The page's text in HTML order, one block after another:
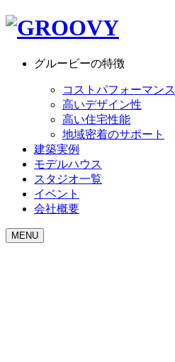
グルービーの特徴
コストパフォーマンス
高いデザイン性
高い住宅性能
地域密着のサポート
建築実例
モデルハウス
スタジオ一覧
イベント
会社概要
MENU